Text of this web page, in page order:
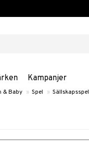
Kampanjer
& Baby » Spel » Sällskapsspel